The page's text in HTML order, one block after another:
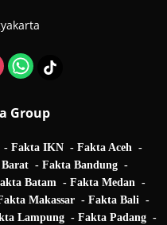
Group
Fakta IKN
Fakta Aceh
Fakta Bandung
Batam
Fakta Medan
Makassar
Fakta Bali
Lampung
Fakta Padang